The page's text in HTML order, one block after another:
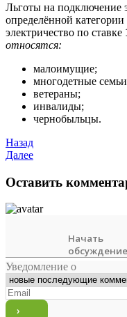
Льготы на подключение
определённой
электричество по ставке
относятся:
малоимущие;
многодетные
ветераны;
инвалиды;
чернобыльцы.
Назад
Далее
Оставить
Уведомление о